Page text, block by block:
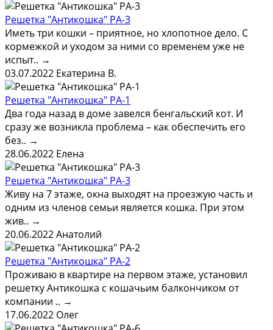
Решетка "Антикошка" РА-3
Иметь три кошки – приятное, но хлопотное дело. С
кормежкой и уходом за ними со временем уже не
испыт.. →
03.07.2022 Екатерина В.
Решетка "Антикошка" РА-1
Два года назад в доме завелся бенгальский кот. И
сразу же возникла проблема – как обеспечить его
без.. →
28.06.2022 Елена
Решетка "Антикошка" РА-3
Живу на 7 этаже, окна выходят на проезжую часть и
одним из членов семьи является кошка. При этом
жив.. →
20.06.2022Анатолий
Решетка "Антикошка" РА-2
Проживаю в квартире на первом этаже, установил
решетку Антикошка с кошачьим балкончиком от
компании .. →
17.06.2022 Олег